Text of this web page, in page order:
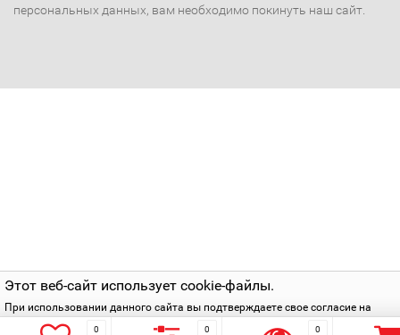
Этот веб-сайт использует cookie-файлы.
При использовании данного сайта вы подтверждаете свое согласие на
использование cookie-файлов в соответствии с нашей
персональных данных, вам необходимо покинуть наш сайт.
0 0 0